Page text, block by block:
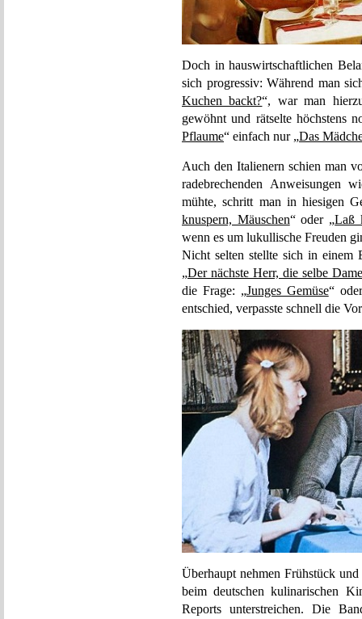
Doch in hauswirtschaftlichen
sich progressiv: Während man
Kuchen backt?“, war man
gewöhnt und rätselte höchstens
Pflaume“ einfach nur „Das
Auch den Italienern schien man
radebrechenden Anweisungen
mühte, schritt man in hiesigen
knuspern, Mäuschen“ oder „Laß
wenn es um lukullische Freuden
Nicht selten stellte sich in einem
„Der nächste Herr, die selbe Dame
die Frage: „Junges Gemüse“
entschied, verpasste schnell die
Überhaupt nehmen Frühstück
beim deutschen kulinarischen
Reports unterstreichen. Die